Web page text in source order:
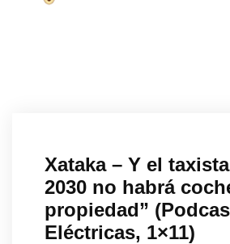
Xataka – Y el
2030 no habrá
propiedad”
Eléctricas, 1×11)